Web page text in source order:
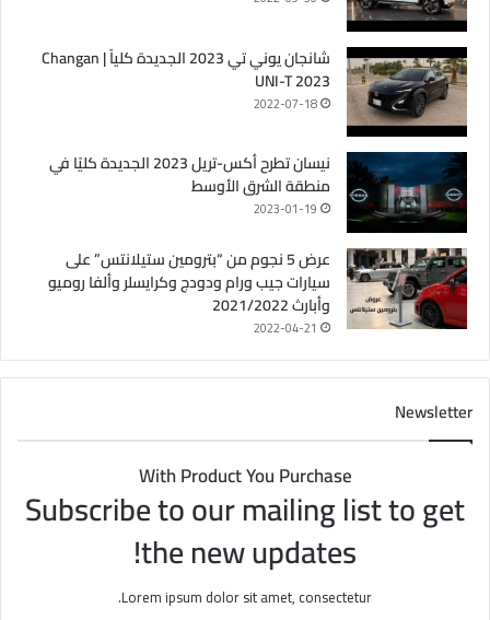
شانجان يوني تي 2023 الجديدة كلياً | Changan
UNI-T 2023
2022-07-18
نيسان تطرح أكس-تريل 2023 الجديدة كليًا في
منطقة الشرق الأوسط
2023-01-19
عرض 5 نجوم من “بترومين ستيلانتس” على
سيارات جيب ورام ودودج وكرايسلر وألفا روميو
وأبارث 2021/2022
2022-04-21
Newsletter
With Product You Purchase
Subscribe to our mailing list to get
the new updates!
Lorem ipsum dolor sit amet, consectetur.